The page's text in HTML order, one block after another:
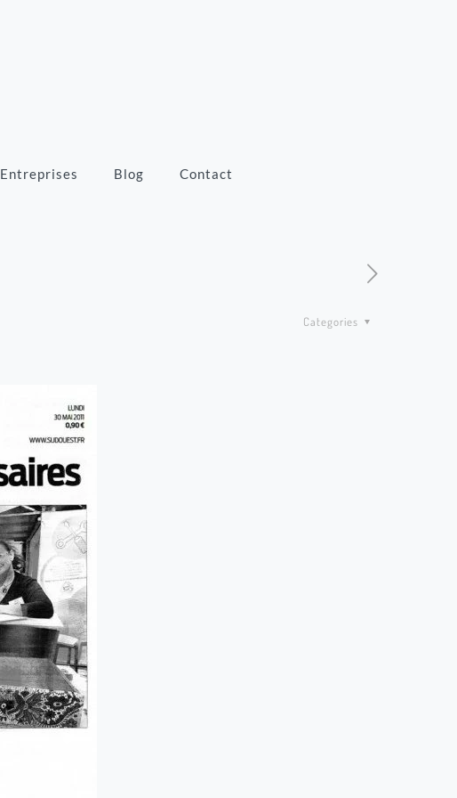
Entreprises Blog Contact
Categories